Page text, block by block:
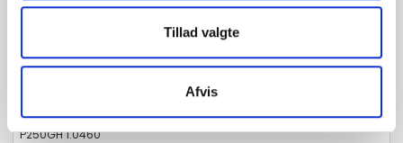
Tillad valgte
Afvis
070625048
DN40 48,3 Halsflange m/Feder (S-2,6)
P250GH 1.0460